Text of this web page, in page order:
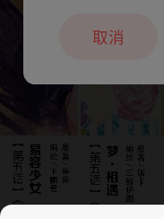
本章节仅支
取消